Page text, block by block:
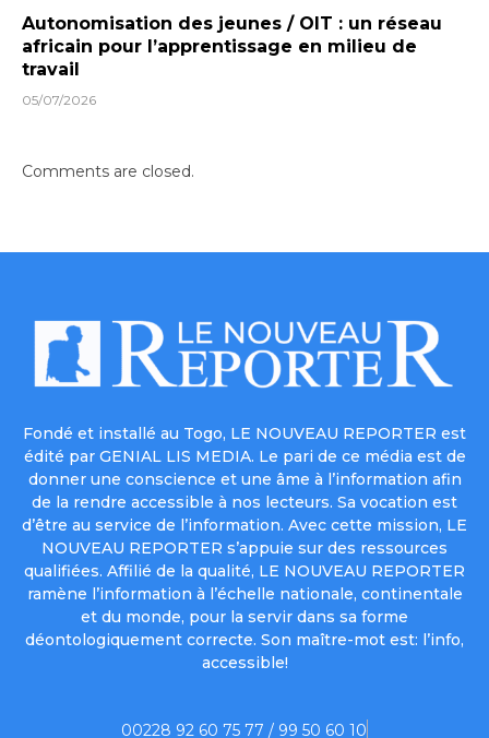
Autonomisation des jeunes / OIT : un réseau
africain pour l’apprentissage en milieu de
travail
05/07/2026
Comments are closed.
Fondé et installé au Togo, LE NOUVEAU REPORTER est
édité par GENIAL LIS MEDIA. Le pari de ce média est de
donner une conscience et une âme à l’information afin
de la rendre accessible à nos lecteurs. Sa vocation est
d’être au service de l’information. Avec cette mission, LE
NOUVEAU REPORTER s’appuie sur des ressources
qualifiées. Affilié de la qualité, LE NOUVEAU REPORTER
ramène l’information à l’échelle nationale, continentale
et du monde, pour la servir dans sa forme
déontologiquement correcte. Son maître-mot est: l’info,
accessible!
00228 92 60 75 77 / 99 50 60 10